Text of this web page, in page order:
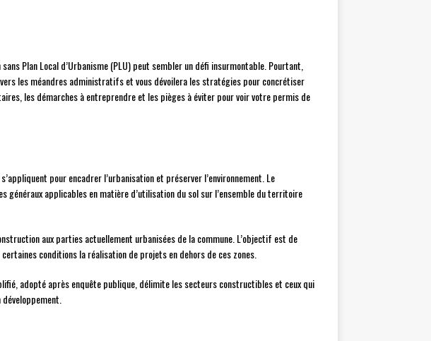
Plan Local d’Urbanisme (PLU) peut sembler un défi insurmontable. Pourtant,
les méandres administratifs et vous dévoilera les stratégies pour concrétiser
les démarches à entreprendre et les pièges à éviter pour voir votre permis de
pour encadrer l’urbanisation et préserver l’environnement. Le
généraux applicables en matière d’utilisation du sol sur l’ensemble du territoire
aux parties actuellement urbanisées de la commune. L’objectif est de
conditions la réalisation de projets en dehors de ces zones.
adopté après enquête publique, délimite les secteurs constructibles et ceux qui